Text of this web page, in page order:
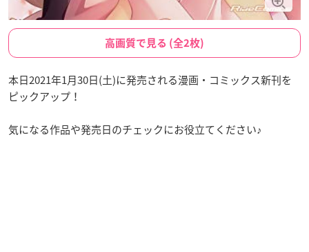
高画質で見る (全2枚)
本日2021年1月30日(土)に発売される漫画・コミックス新刊を
ピックアップ！
気になる作品や発売日のチェックにお役立てください♪